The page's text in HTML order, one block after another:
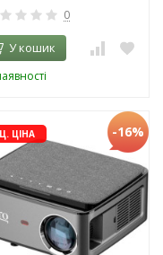
0
У кошик
ЦІНА -16%